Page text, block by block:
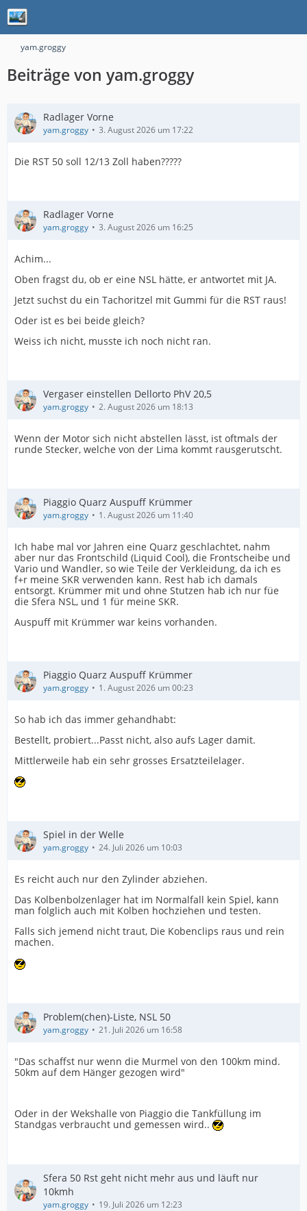
yam.groggy
Beiträge von yam.groggy
Radlager Vorne
yam.groggy 3. August 2026 um 17:22
Die RST 50 soll 12/13 Zoll haben?????
Radlager Vorne
yam.groggy 3. August 2026 um 16:25
Achim...
Oben fragst du, ob er eine NSL hätte, er antwortet mit JA.
Jetzt suchst du ein Tachoritzel mit Gummi für die RST raus!
Oder ist es bei beide gleich?
Weiss ich nicht, musste ich noch nicht ran.
Vergaser einstellen Dellorto PhV 20,5
yam.groggy 2. August 2026 um 18:13
Wenn der Motor sich nicht abstellen lässt, ist oftmals der
runde Stecker, welche von der Lima kommt rausgerutscht.
Piaggio Quarz Auspuff Krümmer
yam.groggy 1. August 2026 um 11:40
Ich habe mal vor Jahren eine Quarz geschlachtet, nahm
aber nur das Frontschild (Liquid Cool), die Frontscheibe und
Vario und Wandler, so wie Teile der Verkleidung, da ich es
f+r meine SKR verwenden kann. Rest hab ich damals
entsorgt. Krümmer mit und ohne Stutzen hab ich nur füe
die Sfera NSL, und 1 für meine SKR.
Auspuff mit Krümmer war keins vorhanden.
Piaggio Quarz Auspuff Krümmer
yam.groggy 1. August 2026 um 00:23
So hab ich das immer gehandhabt:
Bestellt, probiert...Passt nicht, also aufs Lager damit.
Mittlerweile hab ein sehr grosses Ersatzteilelager.
Spiel in der Welle
yam.groggy 24. Juli 2026 um 10:03
Es reicht auch nur den Zylinder abziehen.
Das Kolbenbolzenlager hat im Normalfall kein Spiel, kann
man folglich auch mit Kolben hochziehen und testen.
Falls sich jemend nicht traut, Die Kobenclips raus und rein
machen.
Problem(chen)-Liste, NSL 50
yam.groggy 21. Juli 2026 um 16:58
"Das schaffst nur wenn die Murmel von den 100km mind.
50km auf dem Hänger gezogen wird"
Oder in der Wekshalle von Piaggio die Tankfüllung im
Standgas verbraucht und gemessen wird..
Sfera 50 Rst geht nicht mehr aus und läuft nur
10kmh
yam.groggy 19. Juli 2026 um 12:23